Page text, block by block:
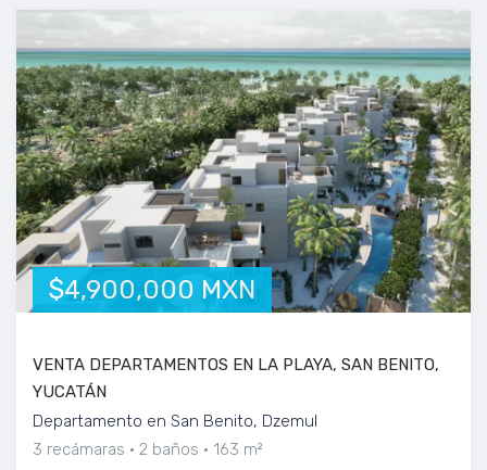
$4,900,000 MXN
VENTA DEPARTAMENTOS EN LA PLAYA, SAN BENITO,
YUCATÁN
Departamento en San Benito, Dzemul
3 recámaras
2 baños 163 m²